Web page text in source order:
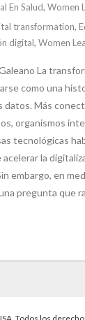
En Salud, Women
transformation,
digital, Women
La
como una
datos. Más
organismos
tecnológicas
la
embargo, en
pregunta que